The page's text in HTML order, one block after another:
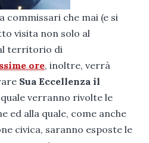
commissari che mai (e si
visita non solo al
territorio di
ore, inoltre, verrà
Sua Eccellenza il
quale verranno rivolte le
ed alla quale, come anche
civica, saranno esposte le